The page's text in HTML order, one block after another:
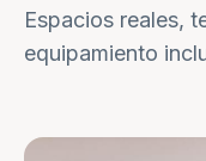
Espacios reales,
equipamiento